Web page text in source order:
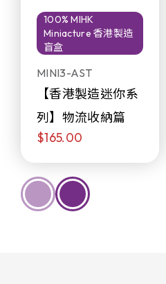
100% MIHK
Miniacture 香港製造
盲盒
MINI3-AST
【香港製造迷你系
列】物流收納篇
$165.00